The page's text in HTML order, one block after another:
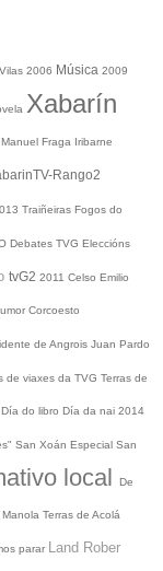
2006 Música 2009
Xabarín
Manuel Fraga Iribarne
Rango2
Traiñeiras Fogos do
Debates TVG Eleccións
tvG2 2011 Celso Emilio
Corcoesto
de Angrois Juan Pardo
de viaxes da TVG Terras de
Día do libro Día da nai 2014
San Xoán Especial San
local De
Terras de Acolá
parar Land Rober